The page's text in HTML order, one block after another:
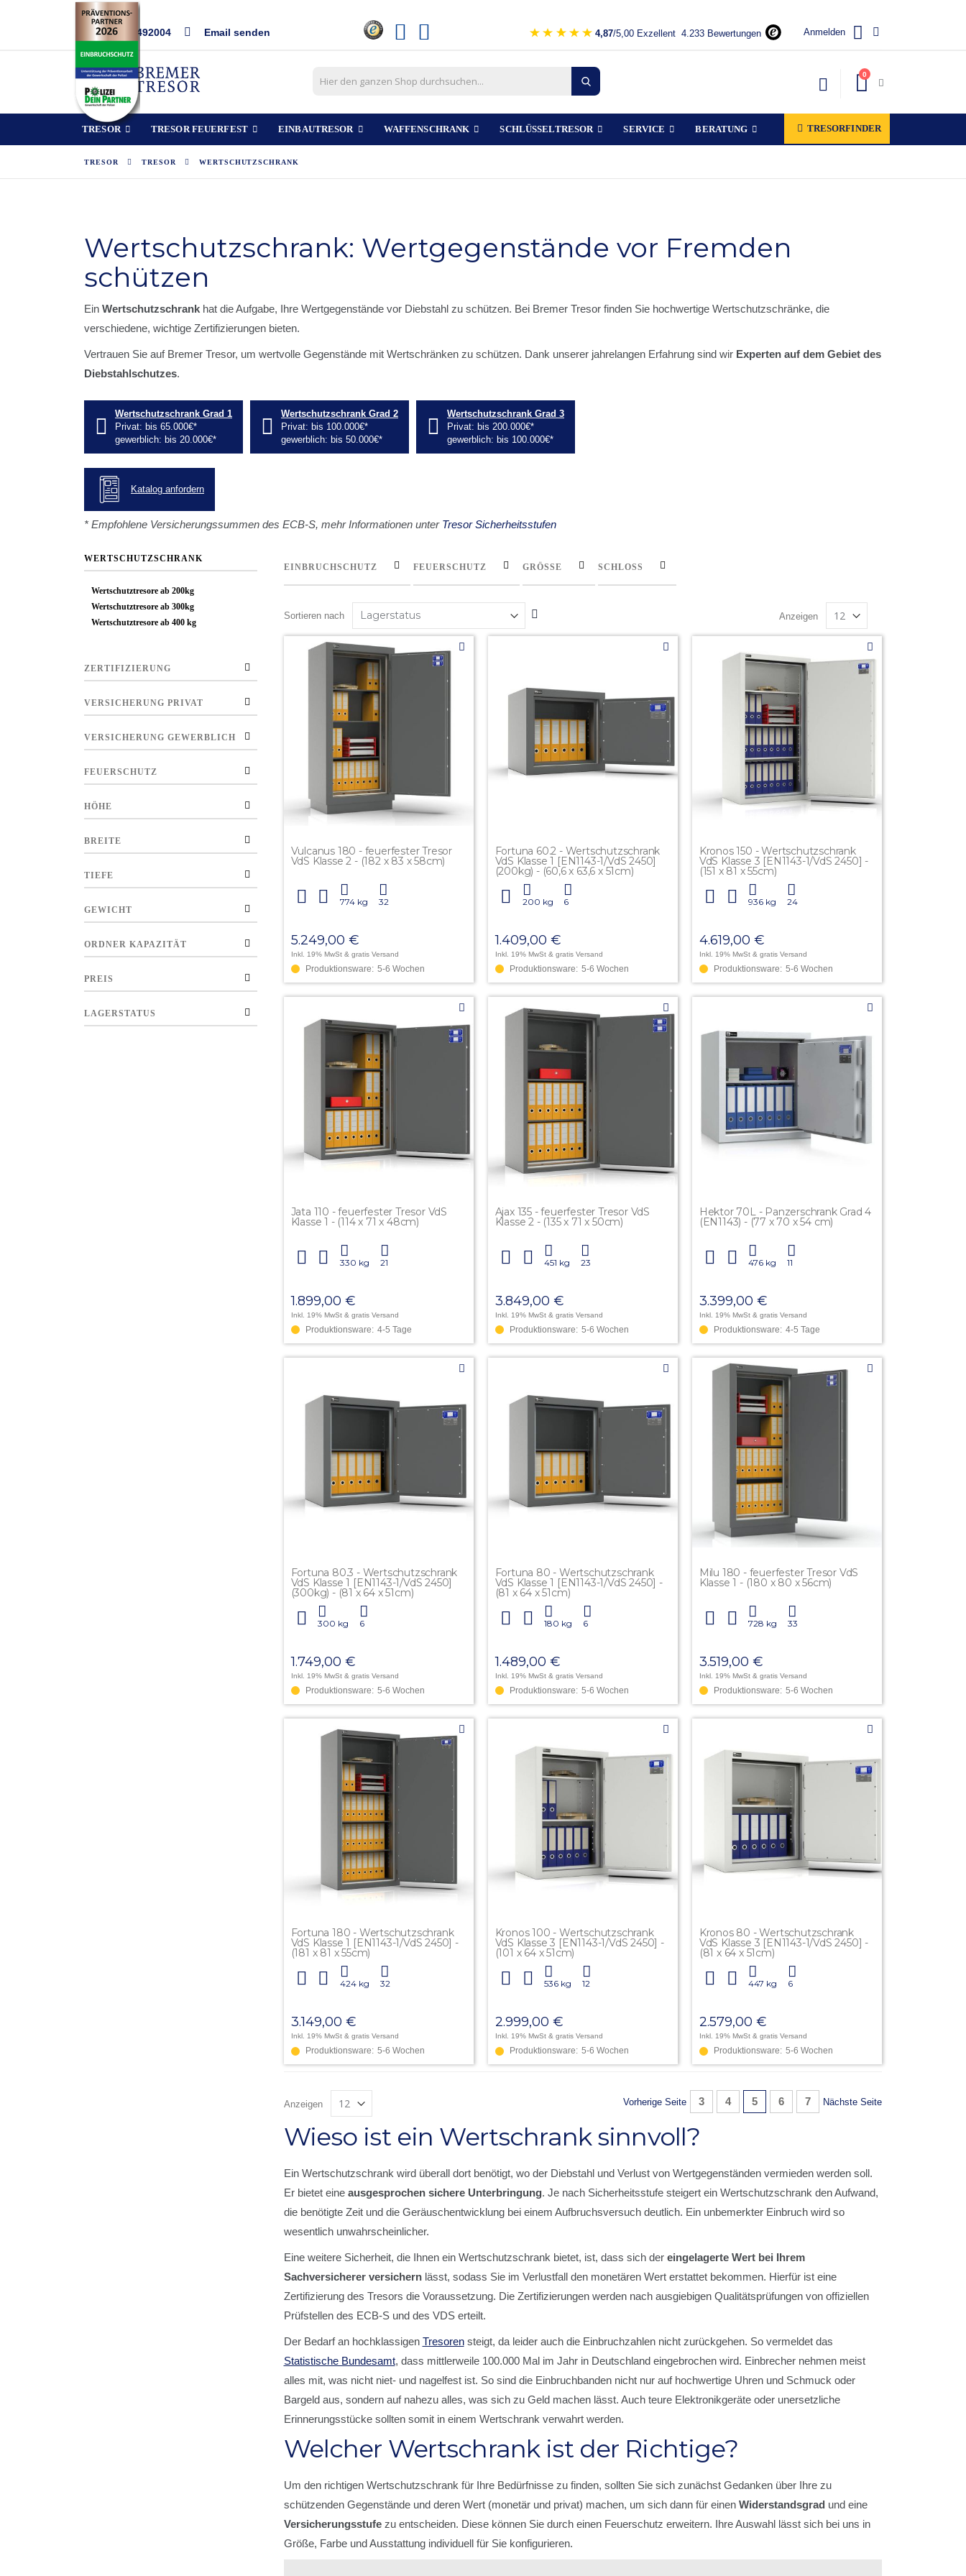
Direkt
zum
0421/492004 Email senden 4,87/5,00 Exzellent 4.233 Bewertungen Anmelden
Warenkorb
0Artikel
TRESOR TRESOR FEUERFEST EINBAUTRESOR WAFFENSCHRANK SCHLÜSSELTRESOR SERVICE BERATUNG TRESORFINDER
TRESOR TRESOR WERTSCHUTZSCHRANK
Wertschutzschrank: Wertgegenstände vor Fremden
schützen
Ein Wertschutzschrank hat die Aufgabe, Ihre Wertgegenstände vor Diebstahl zu schützen. Bei Bremer Tresor finden Sie hochwertige Wertschutzschränke, die
verschiedene, wichtige Zertifizierungen bieten.
Vertrauen Sie auf Bremer Tresor, um wertvolle Gegenstände mit Wertschränken zu schützen. Dank unserer jahrelangen Erfahrung sind wir Experten auf dem Gebiet des
Diebstahlschutzes.
Wertschutzschrank Grad 1
Privat: bis 65.000€*
gewerblich: bis 20.000€*
Wertschutzschrank Grad 2
Privat: bis 100.000€*
gewerblich: bis 50.000€*
Wertschutzschrank Grad 3
Privat: bis 200.000€*
gewerblich: bis 100.000€*
Katalog anfordern
* Empfohlene Versicherungssummen des ECB-S, mehr Informationen unter Tresor Sicherheitsstufen
EINBRUCHSCHUTZ FEUERSCHUTZ GRÖSSE SCHLOSS
Sortieren nach
Reihenfolge
Anzeigen
Vulcanus 180 - feuerfester Tresor
VdS Klasse 2 - (182 x 83 x 58cm)
774 kg 32
5.249,00 €
Inkl. 19% MwSt & gratis Versand
Produktionsware: 5-6 Wochen
Fortuna 60.2 - Wertschutzschrank
VdS Klasse 1 [EN1143-1/VdS 2450]
(200kg) - (60,6 x 63,6 x 51cm)
200 kg 6
1.409,00 €
Inkl. 19% MwSt & gratis Versand
Produktionsware: 5-6 Wochen
Kronos 150 - Wertschutzschrank
VdS Klasse 3 [EN1143-1/VdS 2450] -
(151 x 81 x 55cm)
936 kg 24
4.619,00 €
Inkl. 19% MwSt & gratis Versand
Produktionsware: 5-6 Wochen
Jata 110 - feuerfester Tresor VdS
Klasse 1 - (114 x 71 x 48cm)
330 kg 21
1.899,00 €
Inkl. 19% MwSt & gratis Versand
Produktionsware: 4-5 Tage
Ajax 135 - feuerfester Tresor VdS
Klasse 2 - (135 x 71 x 50cm)
451 kg 23
3.849,00 €
Inkl. 19% MwSt & gratis Versand
Produktionsware: 5-6 Wochen
Hektor 70L - Panzerschrank Grad 4
(EN1143) - (77 x 70 x 54 cm)
476 kg 11
3.399,00 €
Inkl. 19% MwSt & gratis Versand
Produktionsware: 4-5 Tage
Fortuna 80.3 - Wertschutzschrank
VdS Klasse 1 [EN1143-1/VdS 2450]
(300kg) - (81 x 64 x 51cm)
300 kg 6
1.749,00 €
Inkl. 19% MwSt & gratis Versand
Produktionsware: 5-6 Wochen
Fortuna 80 - Wertschutzschrank
VdS Klasse 1 [EN1143-1/VdS 2450] -
(81 x 64 x 51cm)
180 kg 6
1.489,00 €
Inkl. 19% MwSt & gratis Versand
Produktionsware: 5-6 Wochen
Milu 180 - feuerfester Tresor VdS
Klasse 1 - (180 x 80 x 56cm)
728 kg 33
3.519,00 €
Inkl. 19% MwSt & gratis Versand
Produktionsware: 5-6 Wochen
Fortuna 180 - Wertschutzschrank
VdS Klasse 1 [EN1143-1/VdS 2450] -
(181 x 81 x 55cm)
424 kg 32
3.149,00 €
Inkl. 19% MwSt & gratis Versand
Produktionsware: 5-6 Wochen
Kronos 100 - Wertschutzschrank
VdS Klasse 3 [EN1143-1/VdS 2450] -
(101 x 64 x 51cm)
536 kg 12
2.999,00 €
Inkl. 19% MwSt & gratis Versand
Produktionsware: 5-6 Wochen
Kronos 80 - Wertschutzschrank
VdS Klasse 3 [EN1143-1/VdS 2450] -
(81 x 64 x 51cm)
447 kg 6
2.579,00 €
Inkl. 19% MwSt & gratis Versand
Produktionsware: 5-6 Wochen
Seite
Seite
Vorherige Seite Seite
3 Seite
4 Sie lesen gerade Seite
5 Seite
6 Seite
7 Seite
Nächste Seite
Anzeigen
Wieso ist ein Wertschrank sinnvoll?
Ein Wertschutzschrank wird überall dort benötigt, wo der Diebstahl und Verlust von Wertgegenständen vermieden werden soll.
Er bietet eine ausgesprochen sichere Unterbringung. Je nach Sicherheitsstufe steigert ein Wertschutzschrank den Aufwand,
die benötigte Zeit und die Geräuschentwicklung bei einem Aufbruchsversuch deutlich. Ein unbemerkter Einbruch wird so
wesentlich unwahrscheinlicher.
Eine weitere Sicherheit, die Ihnen ein Wertschutzschrank bietet, ist, dass sich der eingelagerte Wert bei Ihrem
Sachversicherer versichern lässt, sodass Sie im Verlustfall den monetären Wert erstattet bekommen. Hierfür ist eine
Zertifizierung des Tresors die Voraussetzung. Die Zertifizierungen werden nach ausgiebigen Qualitätsprüfungen von offiziellen
Prüfstellen des ECB-S und des VDS erteilt.
Der Bedarf an hochklassigen Tresorensteigt, da leider auch die Einbruchzahlen nicht zurückgehen. So vermeldet das
Statistische Bundesamt, dass mittlerweile 100.000 Mal im Jahr in Deutschland eingebrochen wird. Einbrecher nehmen meist
alles mit, was nicht niet- und nagelfest ist. So sind die Einbruchbanden nicht nur auf hochwertige Uhren und Schmuck oder
Bargeld aus, sondern auf nahezu alles, was sich zu Geld machen lässt. Auch teure Elektronikgeräte oder unersetzliche
Erinnerungsstücke sollten somit in einem Wertschrank verwahrt werden.
Welcher Wertschrank ist der Richtige?
Um den richtigen Wertschutzschrank für Ihre Bedürfnisse zu finden, sollten Sie sich zunächst Gedanken über Ihre zu
schützenden Gegenstände und deren Wert (monetär und privat) machen, um sich dann für einen Widerstandsgrad und eine
Versicherungsstufezu entscheiden. Diese können Sie durch einen Feuerschutz erweitern. Ihre Auswahl lässt sich bei uns in
Größe, Farbe und Ausstattung individuell für Sie konfigurieren.
WERTSCHUTZSCHRANK
Wertschutztresore ab 200kg
Wertschutztresore ab 300kg
Wertschutztresore ab 400 kg
ZERTIFIZIERUNG
VERSICHERUNG PRIVAT
VERSICHERUNG GEWERBLICH
FEUERSCHUTZ
HÖHE
BREITE
TIEFE
GEWICHT
ORDNER KAPAZITÄT
PREIS
LAGERSTATUS